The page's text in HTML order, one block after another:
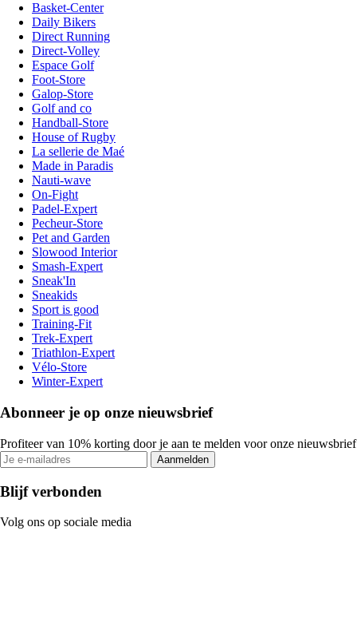
Basket-Center
Daily Bikers
Direct Running
Direct-Volley
Espace Golf
Foot-Store
Galop-Store
Golf and co
Handball-Store
House of Rugby
La sellerie de Maé
Made in Paradis
Nauti-wave
On-Fight
Padel-Expert
Pecheur-Store
Pet and Garden
Slowood Interior
Smash-Expert
Sneak'In
Sneakids
Sport is good
Training-Fit
Trek-Expert
Triathlon-Expert
Vélo-Store
Winter-Expert
Abonneer je op onze nieuwsbrief
Profiteer van 10% korting door je aan te melden voor onze nieuwsbrief
Aanmelden
Blijf verbonden
Volg ons op sociale media